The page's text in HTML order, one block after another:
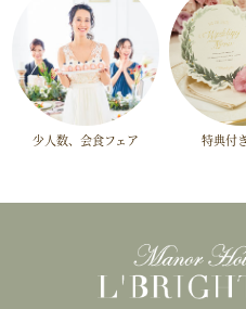
少人数、会食フェア 特典付